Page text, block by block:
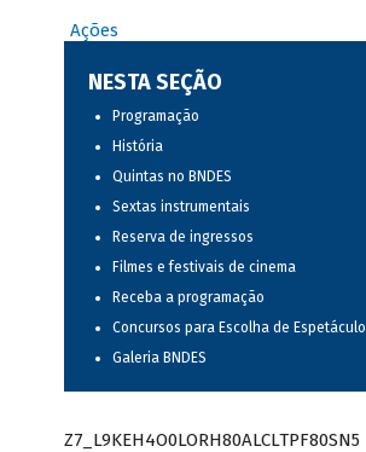
Ações
NESTA SEÇÃO
Programação
História
Quintas no BNDES
Sextas instrumentais
Reserva de ingressos
Filmes e festivais de cinema
Receba a programação
Concursos para Escolha de
Galeria BNDES
Z7_L9KEH4O0LORH80ALCLTPF80SN5